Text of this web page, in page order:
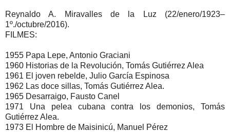
Reynaldo A. Miravalles de la Luz (22/enero/1923–
1º./octubre/2016).
FILMES:
1955 Papa Lepe, Antonio Graciani
1960 Historias de la Revolución, Tomás Gutiérrez Alea
1961 El joven rebelde, Julio García Espinosa
1962 Las doce sillas, Tomás Gutiérrez Alea.
1965 Desarraigo, Fausto Canel
1971 Una pelea cubana contra los demonios, Tomás
Gutiérrez Alea.
1973 El Hombre de Maisinicú, Manuel Pérez